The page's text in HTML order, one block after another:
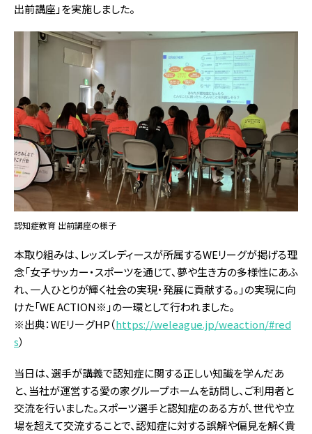
出前講座」を実施しました。
認知症教育 出前講座の様子
本取り組みは、レッズレディースが所属するWEリーグが掲げる理
念「女子サッカー・スポーツを通じて、夢や生き方の多様性にあふ
れ、一人ひとりが輝く社会の実現・発展に貢献する。」の実現に向
けた「WE ACTION※」の一環として行われました。
※出典：WEリーグHP（https://weleague.jp/weaction/#red
s）
当日は、選手が講義で認知症に関する正しい知識を学んだあ
と、当社が運営する愛の家グループホームを訪問し、ご利用者と
交流を行いました。スポーツ選手と認知症のある方が、世代や立
場を超えて交流することで、認知症に対する誤解や偏見を解く貴